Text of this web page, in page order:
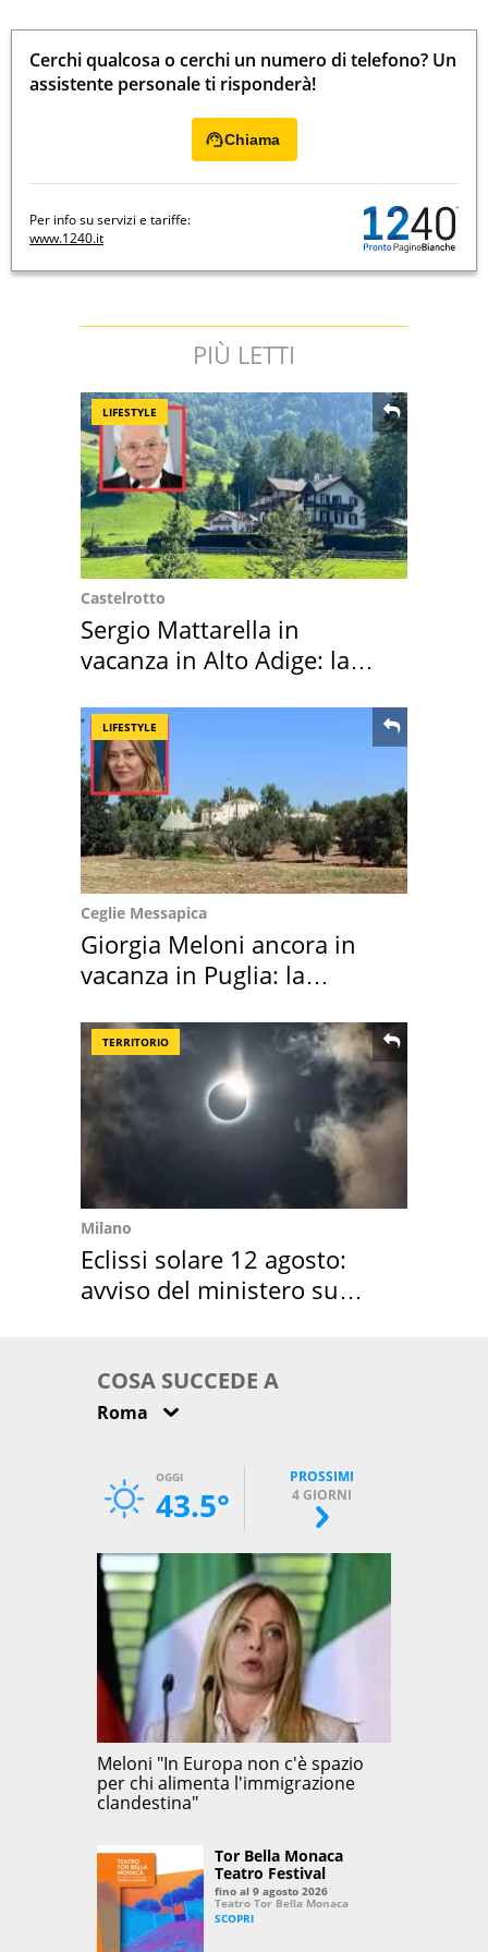
Cerchi qualcosa o cerchi un numero di telefono? Un
assistente personale ti risponderà!
Chiama
Per info su servizi e tariffe:
www.1240.it
PIÙ LETTI
LIFESTYLE
Castelrotto
Sergio Mattarella in
vacanza in Alto Adige: la
LIFESTYLE
Ceglie Messapica
Giorgia Meloni ancora in
vacanza in Puglia: la
TERRITORIO
Milano
Eclissi solare 12 agosto:
avviso del ministero su